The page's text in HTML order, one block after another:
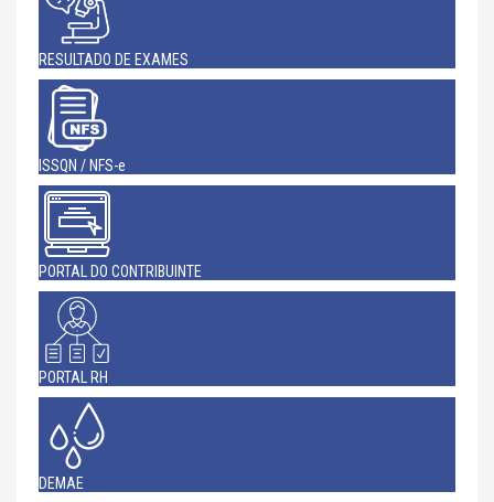
RESULTADO DE EXAMES
ISSQN / NFS-e
PORTAL DO CONTRIBUINTE
PORTAL RH
DEMAE